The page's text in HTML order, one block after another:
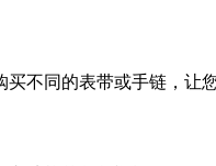
不同的表带或手链，让